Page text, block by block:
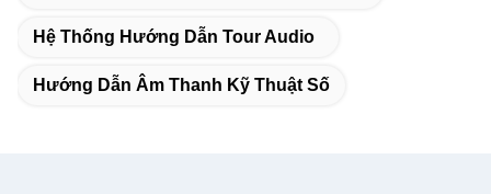
Hệ Thống Hướng Dẫn Tour Audio
Hướng Dẫn Âm Thanh Kỹ Thuật Số